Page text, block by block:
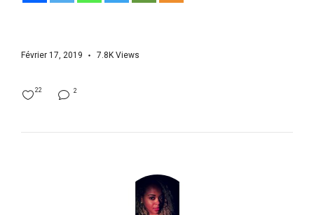
Février 17, 2019 7.8K Views
2
22